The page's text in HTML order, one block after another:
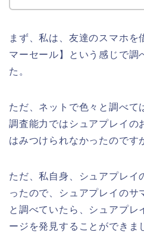
まず、私は、友達のスマホを
マーセール】という感じで調
た。
ただ、ネットで色々と調べて
調査能力ではシュアプレイの
はみつけられなかったのです
ただ、私自身、シュアプレイ
ったので、シュアプレイのサ
と調べていたら、シュアプレ
ージを発見することができま